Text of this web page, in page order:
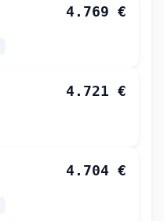
4.769 €
4.721 €
4.704 €